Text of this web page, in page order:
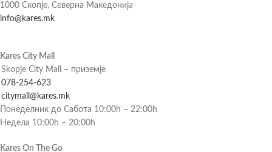
1000 Скопје, Северна Македонија
info@kares.mk
Kares City Mall
Skopje City Mall – приземје
078-254-623
citymall@kares.mk
Понеделник до Сабота 10:00h – 22:00h
Недела 10:00h – 20:00h
Kares On The Go